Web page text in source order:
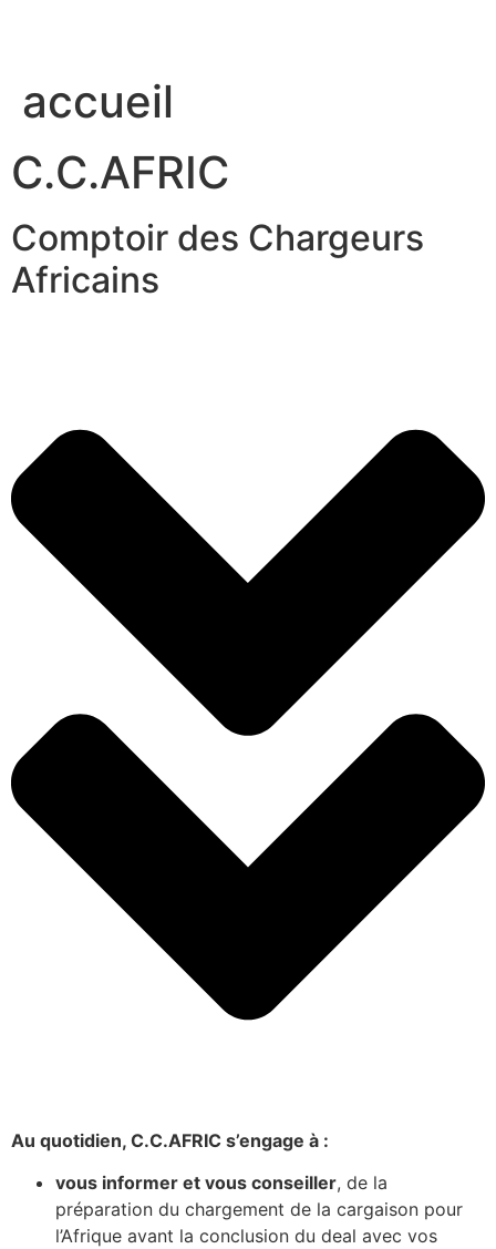
accueil
C.C.AFRIC
Comptoir des Chargeurs
Africains
Au quotidien, C.C.AFRIC s’engage à :
vous informer et vous conseiller, de la
préparation du chargement de la cargaison pour
l’Afrique avant la conclusion du deal avec vos